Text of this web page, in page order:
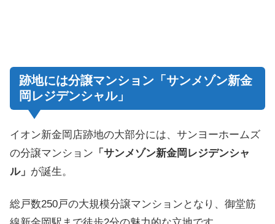
跡地には分譲マンション「サンメゾン新金
岡レジデンシャル」
イオン新金岡店跡地の大部分には、サンヨーホームズ
の分譲マンション 「サンメゾン新金岡レジデンシャ
ル」 が誕生。
総戸数250戸の大規模分譲マンションとなり、御堂筋